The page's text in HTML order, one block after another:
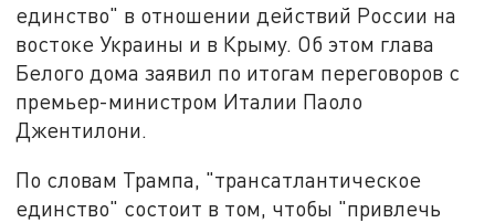
единство" в отношении действий России на
востоке Украины и в Крыму. Об этом глава
Белого дома заявил по итогам переговоров с
премьер-министром Италии Паоло
Джентилони.
По словам Трампа, "трансатлантическое
единство" состоит в том, чтобы "привлечь